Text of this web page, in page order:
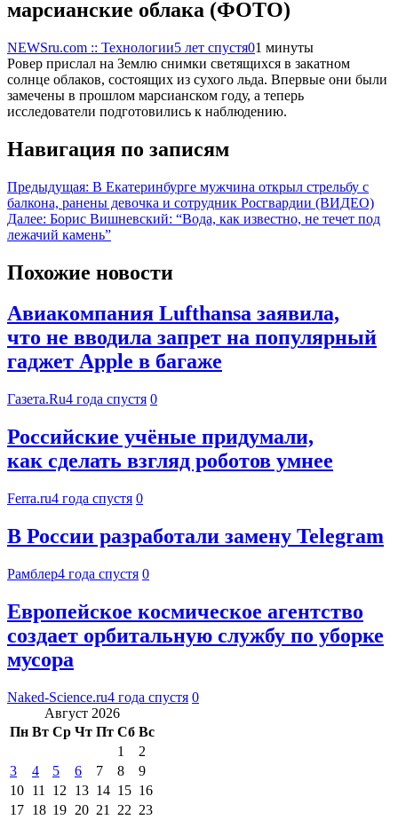
марсианские облака (ФОТО)
NEWSru.com :: Технологии5 лет спустя01 минуты
Ровер прислал на Землю снимки светящихся в закатном
солнце облаков, состоящих из сухого льда. Впервые они были
замечены в прошлом марсианском году, а теперь
исследователи подготовились к наблюдению.
Навигация по записям
Предыдущая: В Екатеринбурге мужчина открыл стрельбу с
балкона, ранены девочка и сотрудник Росгвардии (ВИДЕО)
Далее: Борис Вишневский: “Вода, как известно, не течет под
лежачий камень”
Похожие новости
Авиакомпания Lufthansa заявила,
что не вводила запрет на популярный
гаджет Apple в багаже
Газета.Ru4 года спустя 0
Российские учёные придумали,
как сделать взгляд роботов умнее
Ferra.ru4 года спустя 0
В России разработали замену Telegram
Рамблер4 года спустя 0
Европейское космическое агентство
создает орбитальную службу по уборке
мусора
Naked-Science.ru4 года спустя 0
Август 2026
Пн Вт Ср Чт Пт Сб Вс
1
2
3
4 5 6 7 8
9
10 11 12 13 14 15 16
17 18 19 20 21 22 23